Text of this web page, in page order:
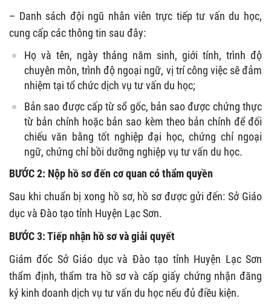
– Danh sách đội ngũ nhân viên trực tiếp tư vấn du học,
cung cấp các thông tin sau đây:
Họ và tên, ngày tháng năm sinh, giới tính, trình độ
chuyên môn, trình độ ngoại ngữ, vị trí công việc sẽ đảm
nhiệm tại tổ chức dịch vụ tư vấn du học;
Bản sao được cấp từ sổ gốc, bản sao được chứng thực
từ bản chính hoặc bản sao kèm theo bản chính để đối
chiếu văn bằng tốt nghiệp đại học, chứng chỉ ngoại
ngữ, chứng chỉ bồi dưỡng nghiệp vụ tư vấn du học.
BƯỚC 2: Nộp hồ sơ đến cơ quan có thẩm quyền
Sau khi chuẩn bị xong hồ sơ, hồ sơ được gửi đến: Sở Giáo
dục và Đào tạo tỉnh Huyện Lạc Sơn.
BƯỚC 3: Tiếp nhận hồ sơ và giải quyết
Giám đốc Sở Giáo dục và Đào tạo tỉnh Huyện Lạc Sơn
thẩm định, thẩm tra hồ sơ và cấp giấy chứng nhận đăng
ký kinh doanh dịch vụ tư vấn du học nếu đủ điều kiện.